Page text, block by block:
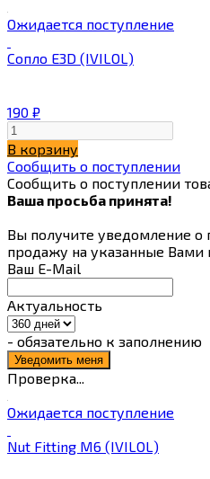
Ожидается поступление
Сопло E3D (IVILOL)
190 ₽
В корзину
Сообщить о поступлении
Сообщить о поступлении
Ваша просьба принята!
Вы получите уведомление о
продажу на указанные Вами
Ваш E-Mail
Актуальность
- обязательно к заполнению
Проверка...
Ожидается поступление
Nut Fitting M6 (IVILOL)